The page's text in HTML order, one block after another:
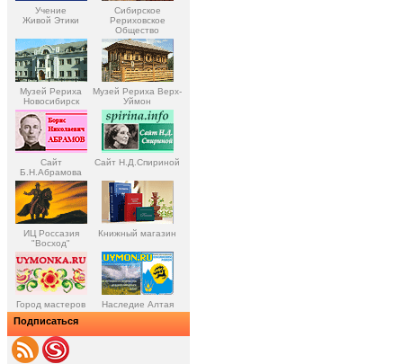
Учение
Живой Этики
Сибирское
Рериховское
Общество
Музей Рериха
Новосибирск
Музей Рериха Верх-
Уймон
Сайт
Б.Н.Абрамова
Сайт Н.Д.Спириной
ИЦ Россазия
"Восход"
Книжный магазин
Город мастеров Наследие Алтая
Подписаться